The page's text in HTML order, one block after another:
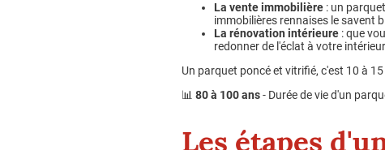
La vente immobilière : un
immobilières rennaises le savent
La rénovation intérieure : que
redonner de l'éclat à votre
Un parquet poncé et vitrifié, c'est 10 à
📊 80 à 100 ans- Durée de vie d'un
Les étapes